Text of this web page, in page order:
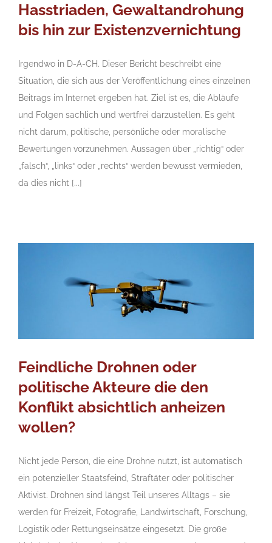
Hasstriaden, Gewaltandrohung
bis hin zur Existenzvernichtung
Irgendwo in D-A-CH. Dieser Bericht beschreibt eine
Situation, die sich aus der Veröffentlichung eines einzelnen
Beitrags im Internet ergeben hat. Ziel ist es, die Abläufe
und Folgen sachlich und wertfrei darzustellen. Es geht
nicht darum, politische, persönliche oder moralische
Bewertungen vorzunehmen. Aussagen über „richtig“ oder
„falsch“, „links“ oder „rechts“ werden bewusst vermieden,
da dies nicht [...]
Feindliche Drohnen oder
politische Akteure die den
Konflikt absichtlich anheizen
wollen?
Nicht jede Person, die eine Drohne nutzt, ist automatisch
ein potenzieller Staatsfeind, Straftäter oder politischer
Aktivist. Drohnen sind längst Teil unseres Alltags – sie
werden für Freizeit, Fotografie, Landwirtschaft, Forschung,
Logistik oder Rettungseinsätze eingesetzt. Die große